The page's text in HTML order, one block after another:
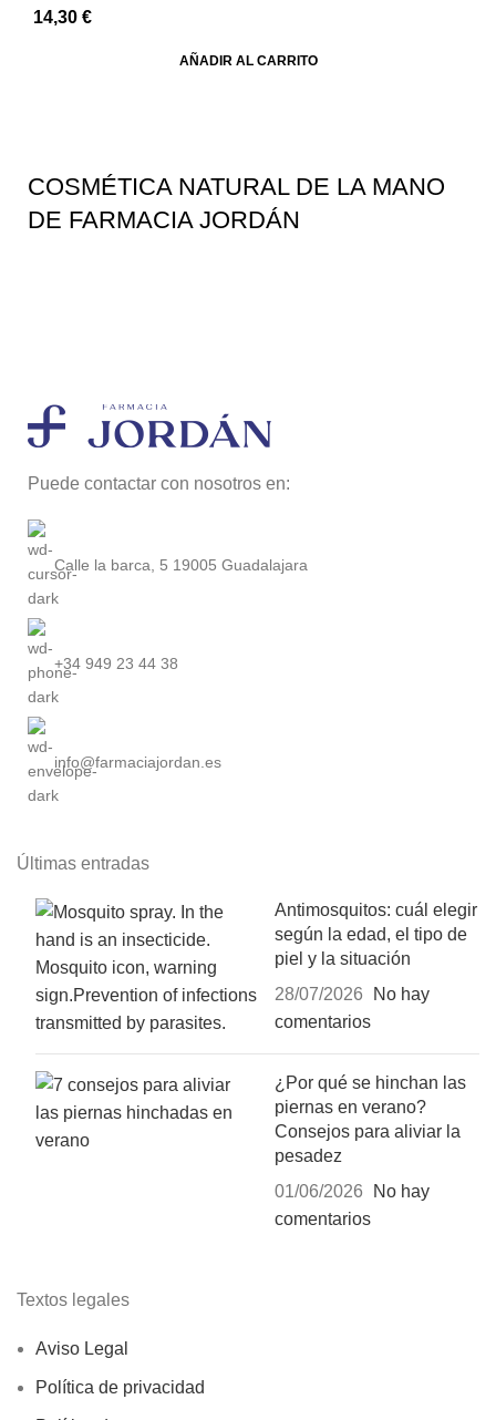
14,30 €
AÑADIR AL CARRITO
COSMÉTICA NATURAL DE LA MANO
DE FARMACIA JORDÁN
Puede contactar con nosotros en:
Calle la barca, 5 19005 Guadalajara
+34 949 23 44 38
info@farmaciajordan.es
Últimas entradas
Antimosquitos: cuál elegir
según la edad, el tipo de
piel y la situación
28/07/2026
No hay
comentarios
¿Por qué se hinchan las
piernas en verano?
Consejos para aliviar la
pesadez
01/06/2026
No hay
comentarios
Textos legales
Aviso Legal
Política de privacidad